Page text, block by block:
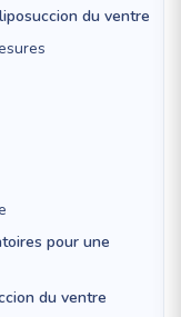
du ventre
pour une
du ventre